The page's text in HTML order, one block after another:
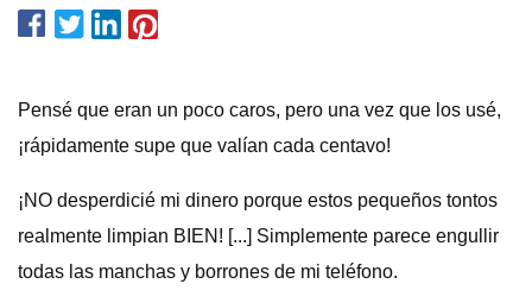
Pensé que eran un poco caros, pero una vez que los usé,
¡rápidamente supe que valían cada centavo!
¡NO desperdicié mi dinero porque estos pequeños tontos
realmente limpian BIEN! [...] Simplemente parece engullir
todas las manchas y borrones de mi teléfono.